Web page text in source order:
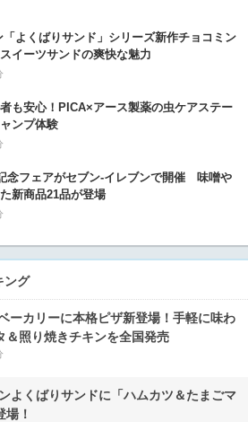
「よくばりサンド」シリーズ新作チョコミン
イーツサンドの爽快な魅力
も安心！PICA×アース製薬の虫ケアステー
ンプ体験
念フェアがセブン-イレブンで開催 味噌や
新商品21品が登場
ング
ーカリーに本格ピザ新登場！手軽に味わ
＆照り焼きチキンを全国発売
よくばりサンドに「ハムカツ＆たまごマ
場！